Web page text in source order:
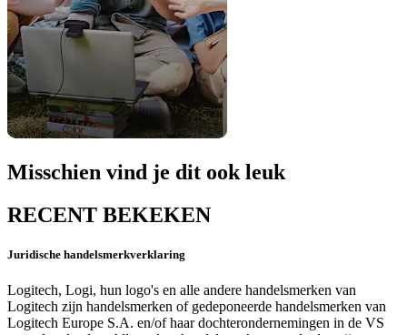
Misschien vind je dit ook leuk
RECENT BEKEKEN
Juridische handelsmerkverklaring
Logitech, Logi, hun logo's en alle andere handelsmerken van
Logitech zijn handelsmerken of gedeponeerde handelsmerken van
Logitech Europe S.A. en/of haar dochterondernemingen in de VS